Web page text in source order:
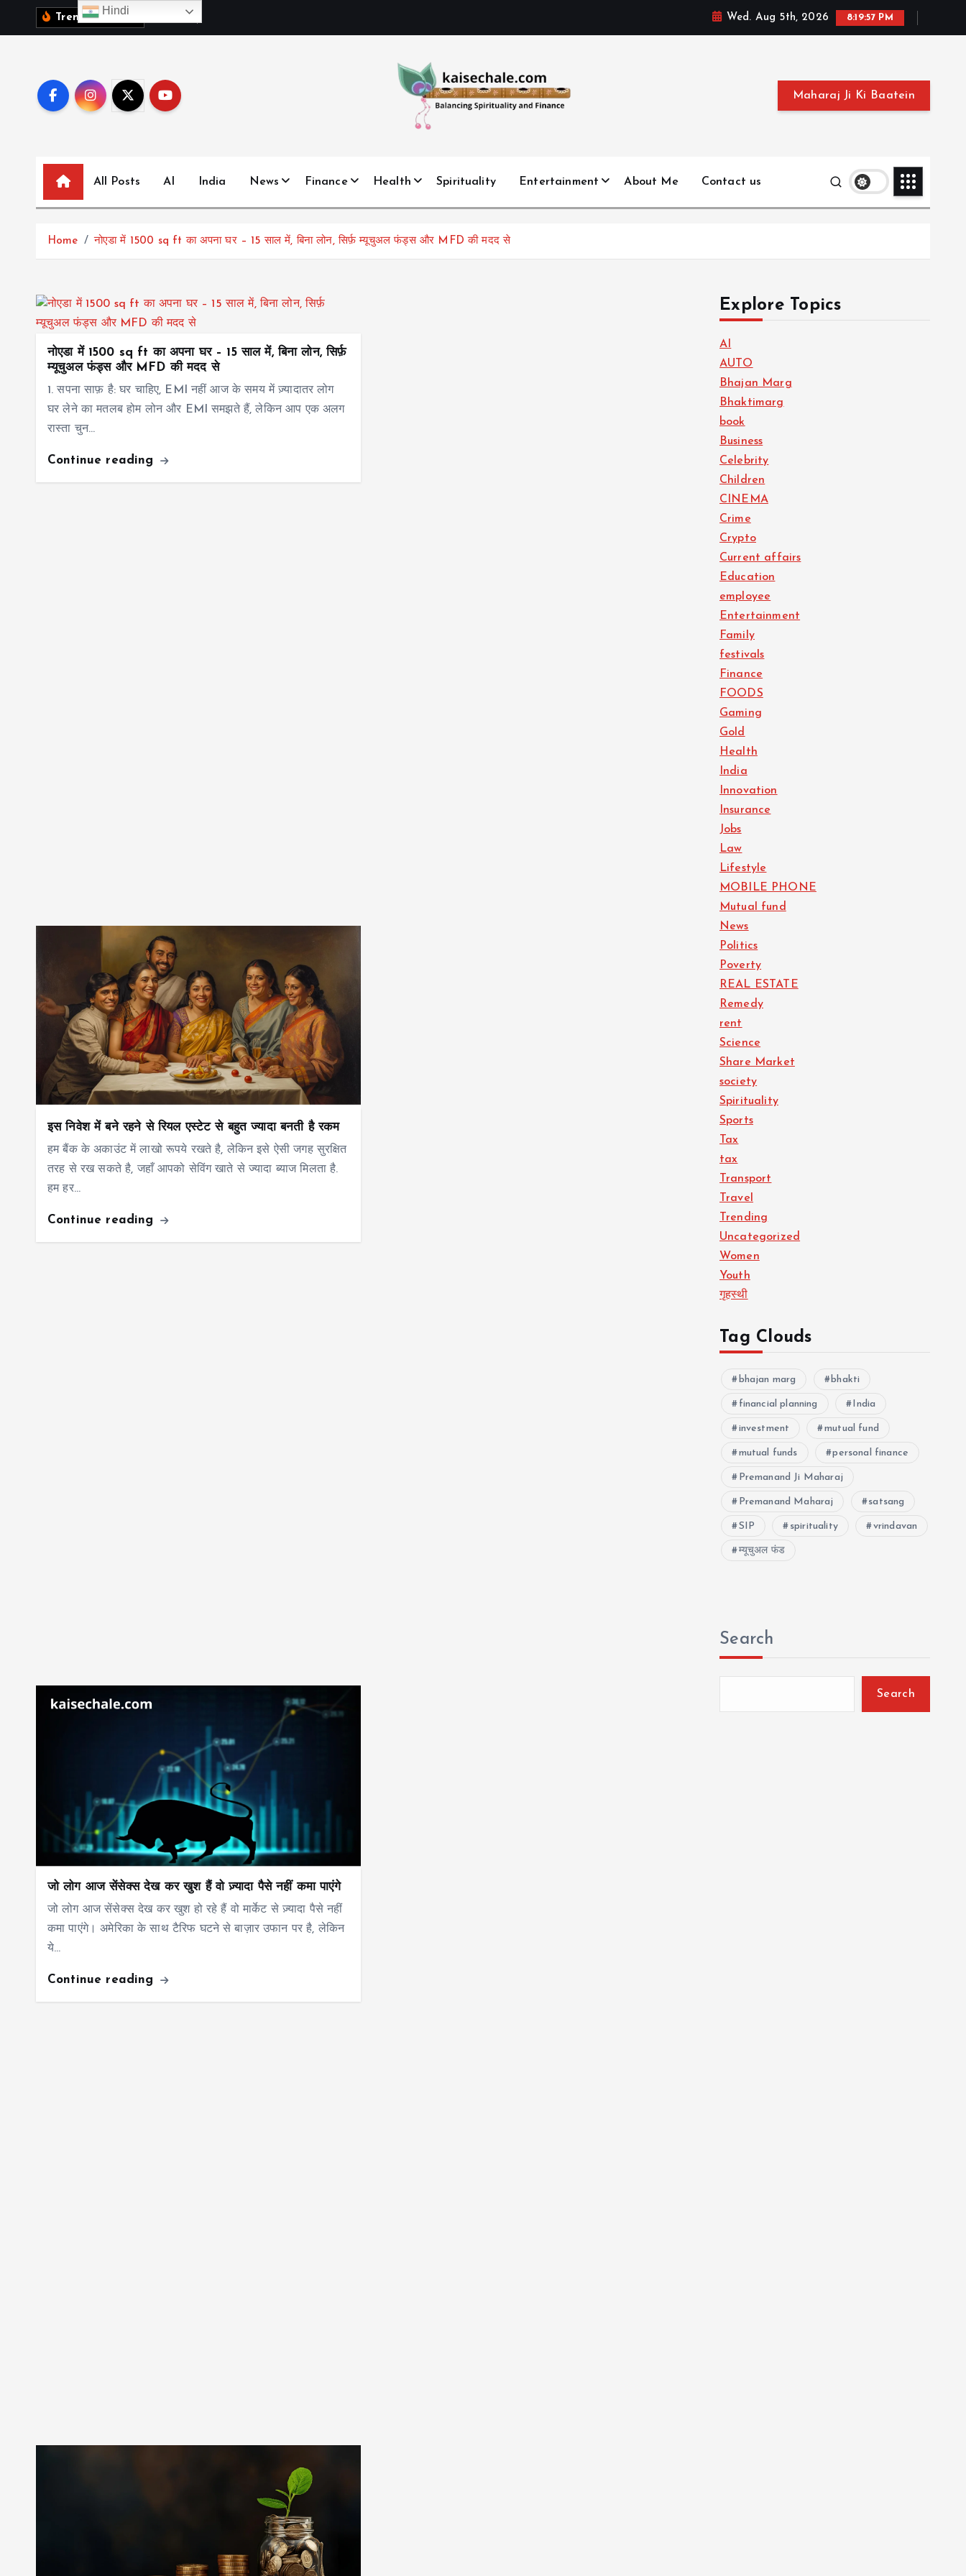
Trending News: ब Wed. Aug 5th, 2026 8:19:58 PM
Maharaj Ji Ki Baatein
All Posts AI India News Finance Health Spirituality Entertainment About Me Contact us
Home नोएडा में 1500 sq ft का अपना घर – 15 साल में, बिना लोन, सिर्फ़ म्यूचुअल फंड्स और MFD की मदद से
नोएडा में 1500 sq ft का अपना घर – 15 साल में, बिना लोन, सिर्फ़
म्यूचुअल फंड्स और MFD की मदद से
1. सपना साफ़ है: घर चाहिए, EMI नहीं आज के समय में ज़्यादातर लोग
घर लेने का मतलब होम लोन और EMI समझते हैं, लेकिन आप एक अलग
रास्ता चुन…
Continue reading
इस निवेश में बने रहने से रियल एस्टेट से बहुत ज्यादा बनती है रकम
हम बैंक के अकाउंट में लाखो रूपये रखते है, लेकिन इसे ऐसी जगह सुरक्षित
तरह से रख सकते है, जहाँ आपको सेविंग खाते से ज्यादा ब्याज मिलता है.
हम हर…
Continue reading
जो लोग आज सेंसेक्स देख कर खुश हैं वो ज़्यादा पैसे नहीं कमा पाएंगे
जो लोग आज सेंसेक्स देख कर खुश हो रहे हैं वो मार्केट से ज़्यादा पैसे नहीं
कमा पाएंगे। अमेरिका के साथ टैरिफ घटने से बाज़ार उफान पर है, लेकिन
ये…
Continue reading
Explore Topics
AI
AUTO
Bhajan Marg
Bhaktimarg
book
Business
Celebrity
Children
CINEMA
Crime
Crypto
Current affairs
Education
employee
Entertainment
Family
festivals
Finance
FOODS
Gaming
Gold
Health
India
Innovation
Insurance
Jobs
Law
Lifestyle
MOBILE PHONE
Mutual fund
News
Politics
Poverty
REAL ESTATE
Remedy
rent
Science
Share Market
society
Spirituality
Sports
Tax
tax
Transport
Travel
Trending
Uncategorized
Women
Youth
गृहस्थी
Tag Clouds
bhajan marg bhakti
financial planning India
investment mutual fund
mutual funds personal finance
Premanand Ji Maharaj
Premanand Maharaj satsang
SIP spirituality vrindavan
म्यूचुअल फंड
Search
Search
Hindi